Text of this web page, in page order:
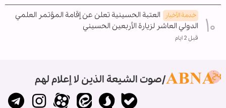
خدمة الأخبار
العتبة الحسينية تعلن عن إقامة المؤتمر العلمي
الدولي العاشر لزيارة الأربعين الحسيني
قبل 2 ايام
صوت الشيعة الذين لا إعلام لهم